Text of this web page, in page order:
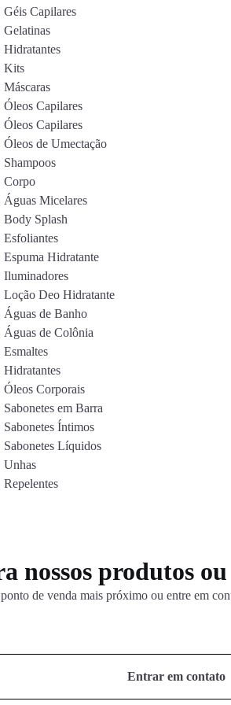
Géis Capilares
Gelatinas
Hidratantes
Kits
Máscaras
Óleos Capilares
Óleos Capilares
Óleos de Umectação
Shampoos
Corpo
Águas Micelares
Body Splash
Esfoliantes
Espuma Hidratante
Iluminadores
Loção Deo Hidratante
Águas de Banho
Águas de Colônia
Esmaltes
Hidratantes
Óleos Corporais
Sabonetes em Barra
Sabonetes Íntimos
Sabonetes Líquidos
Unhas
Repelentes
nossos produtos
de venda mais próximo ou entre em
Entrar em contato